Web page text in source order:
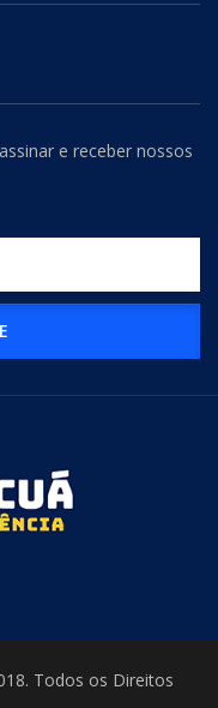
e receber nossos
Todos os Direitos